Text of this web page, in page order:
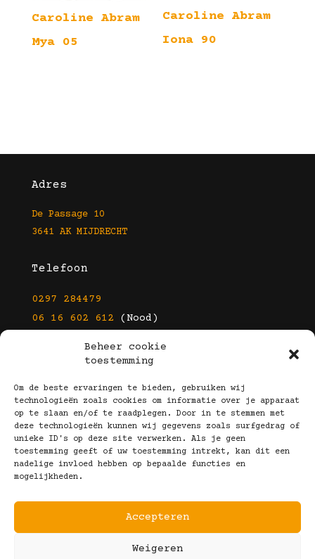
Beheer cookie
toestemming
Om de beste ervaringen te bieden, gebruiken wij
technologieën zoals cookies om informatie over je apparaat
op te slaan en/of te raadplegen. Door in te stemmen met
deze technologieën kunnen wij gegevens zoals surfgedrag of
unieke ID's op deze site verwerken. Als je geen
toestemming geeft of uw toestemming intrekt, kan dit een
nadelige invloed hebben op bepaalde functies en
mogelijkheden.
Accepteren
Weigeren
Caroline Abram
Mya 05
Caroline Abram
Iona 90
Adres
De Passage 10
3641 AK MIJDRECHT
Telefoon
0297 284479
06 16 602 612 (Nood)
info@kootbrillen.nl
Volg Ons!
Copyright © 2025 Koot Brillen
Algemene Voorwaarden